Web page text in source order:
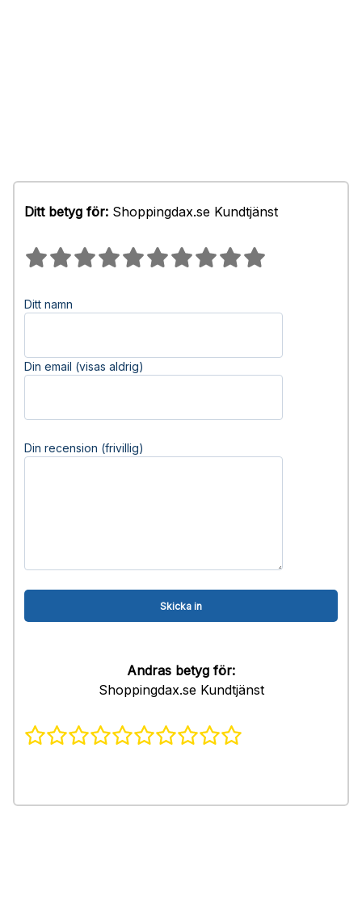
Ditt betyg för: Shoppingdax.se Kundtjänst
Ditt namn
Din email (visas aldrig)
Din recension (frivillig)
Andras betyg för:
Shoppingdax.se Kundtjänst